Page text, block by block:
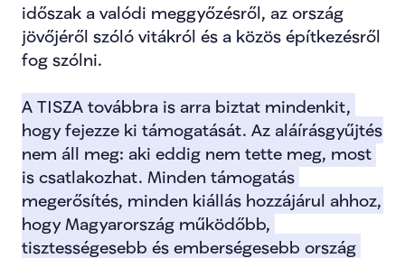
időszak a valódi meggyőzésről, az ország
jövőjéről szóló vitákról és a közös építkezésről
fog szólni.
A TISZA továbbra is arra biztat mindenkit,
hogy fejezze ki támogatását. Az aláírásgyűjtés
nem áll meg: aki eddig nem tette meg, most
is csatlakozhat. Minden támogatás
megerősítés, minden kiállás hozzájárul ahhoz,
hogy Magyarország működőbb,
tisztességesebb és emberségesebb ország